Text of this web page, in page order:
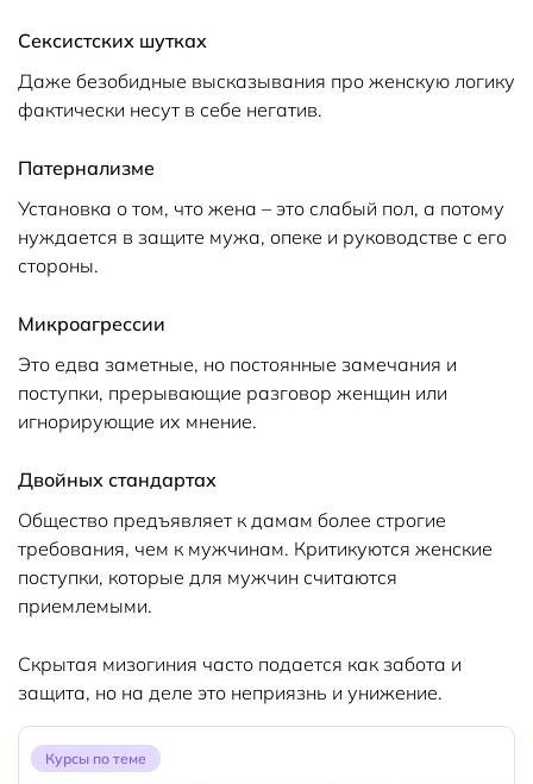
Сексистских шутках
Даже безобидные высказывания про женскую логику
фактически несут в себе негатив.
Патернализме
Установка о том, что жена – это слабый пол, а потому
нуждается в защите мужа, опеке и руководстве с его
стороны.
Микроагрессии
Это едва заметные, но постоянные замечания и
поступки, прерывающие разговор женщин или
игнорирующие их мнение.
Двойных стандартах
Общество предъявляет к дамам более строгие
требования, чем к мужчинам. Критикуются женские
поступки, которые для мужчин считаются
приемлемыми.
Скрытая мизогиния часто подается как забота и
защита, но на деле это неприязнь и унижение.
Курсы по теме